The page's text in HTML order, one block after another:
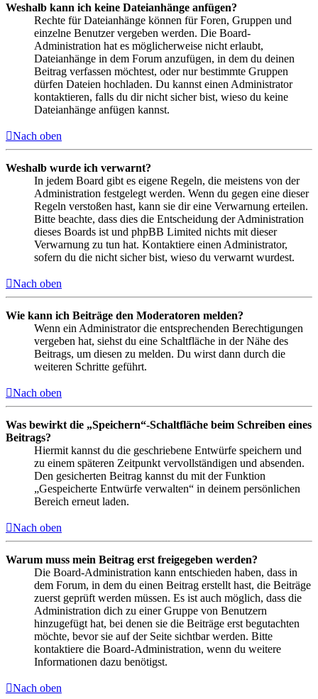
Weshalb kann ich keine Dateianhänge anfügen?
Rechte für Dateianhänge können für Foren, Gruppen und
einzelne Benutzer vergeben werden. Die Board-
Administration hat es möglicherweise nicht erlaubt,
Dateianhänge in dem Forum anzufügen, in dem du deinen
Beitrag verfassen möchtest, oder nur bestimmte Gruppen
dürfen Dateien hochladen. Du kannst einen Administrator
kontaktieren, falls du dir nicht sicher bist, wieso du keine
Dateianhänge anfügen kannst.
Nach oben
Weshalb wurde ich verwarnt?
In jedem Board gibt es eigene Regeln, die meistens von der
Administration festgelegt werden. Wenn du gegen eine dieser
Regeln verstoßen hast, kann sie dir eine Verwarnung erteilen.
Bitte beachte, dass dies die Entscheidung der Administration
dieses Boards ist und phpBB Limited nichts mit dieser
Verwarnung zu tun hat. Kontaktiere einen Administrator,
sofern du die nicht sicher bist, wieso du verwarnt wurdest.
Nach oben
Wie kann ich Beiträge den Moderatoren melden?
Wenn ein Administrator die entsprechenden Berechtigungen
vergeben hat, siehst du eine Schaltfläche in der Nähe des
Beitrags, um diesen zu melden. Du wirst dann durch die
weiteren Schritte geführt.
Nach oben
Was bewirkt die „Speichern“-Schaltfläche beim Schreiben eines
Beitrags?
Hiermit kannst du die geschriebene Entwürfe speichern und
zu einem späteren Zeitpunkt vervollständigen und absenden.
Den gesicherten Beitrag kannst du mit der Funktion
„Gespeicherte Entwürfe verwalten“ in deinem persönlichen
Bereich erneut laden.
Nach oben
Warum muss mein Beitrag erst freigegeben werden?
Die Board-Administration kann entschieden haben, dass in
dem Forum, in dem du einen Beitrag erstellt hast, die Beiträge
zuerst geprüft werden müssen. Es ist auch möglich, dass die
Administration dich zu einer Gruppe von Benutzern
hinzugefügt hat, bei denen sie die Beiträge erst begutachten
möchte, bevor sie auf der Seite sichtbar werden. Bitte
kontaktiere die Board-Administration, wenn du weitere
Informationen dazu benötigst.
Nach oben